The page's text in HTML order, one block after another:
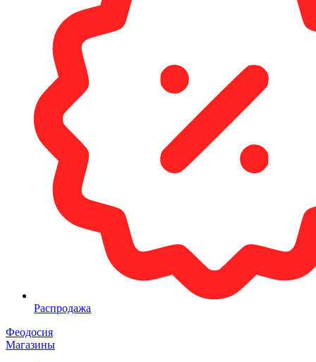
Распродажа
Феодосия
Магазины